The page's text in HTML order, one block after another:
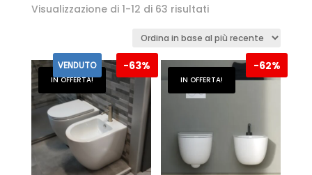
Visualizzazione di 1-12 di 63 risultatiOrdina
base
al
più
IN OFFERTA!
-63%
VENDUTO
IN OFFERTA!
-62%